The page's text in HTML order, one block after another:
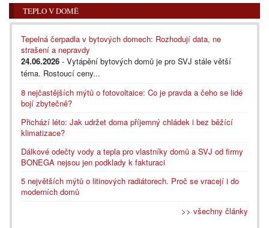
TEPLO V DOMĚ
Tepelná čerpadla v bytových domech: Rozhodují data, ne
strašení a nepravdy
24.06.2026 - Vytápění bytových domů je pro SVJ stále větší
téma. Rostoucí ceny...
8 nejčastějších mýtů o fotovoltaice: Co je pravda a čeho se lidé
bojí zbytečně?
Přichází léto: Jak udržet doma příjemný chládek i bez běžící
klimatizace?
Dálkové odečty vody a tepla pro vlastníky domů a SVJ od firmy
BONEGA nejsou jen podklady k fakturaci
5 největších mýtů o litinových radiátorech. Proč se vracejí i do
moderních domů
>> všechny články